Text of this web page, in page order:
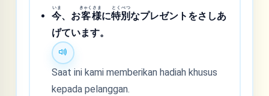
今
いま
、お客
きゃく
様
さま
に特
とく
別
べつ
なプレゼントをさしあ
げています。
Saat ini kami memberikan hadiah khusus
kepada pelanggan.